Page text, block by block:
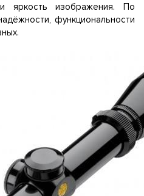
и яркость изображения. По
функциональности